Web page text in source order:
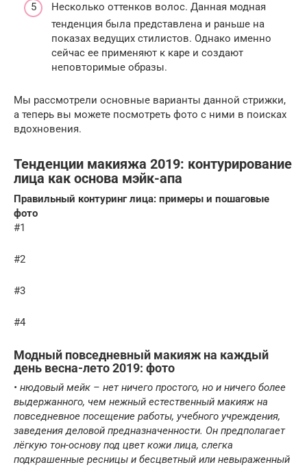
Несколько оттенков волос. Данная модная
тенденция была представлена и раньше на
показах ведущих стилистов. Однако именно
сейчас ее применяют к каре и создают
неповторимые образы.
Мы рассмотрели основные варианты данной стрижки,
а теперь вы можете посмотреть фото с ними в поисках
вдохновения.
Тенденции макияжа 2019: контурирование
лица как основа мэйк-апа
Правильный контуринг лица: примеры и пошаговые
фото
#1
#2
#3
#4
Модный повседневный макияж на каждый
день весна-лето 2019: фото
• нюдовый мейк – нет ничего простого, но и ничего более
выдержанного, чем нежный естественный макияж на
повседневное посещение работы, учебного учреждения,
заведения деловой предназначенности. Он предполагает
лёгкую тон-основу под цвет кожи лица, слегка
подкрашенные ресницы и бесцветный или невыраженный